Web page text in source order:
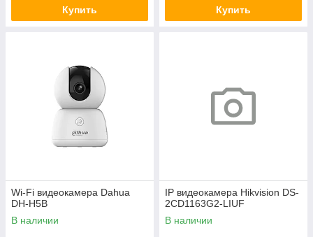
Купить Купить
Wi-Fi видеокамера Dahua
DH-H5B
В наличии
IP видеокамера Hikvision DS-
2CD1163G2-LIUF
В наличии